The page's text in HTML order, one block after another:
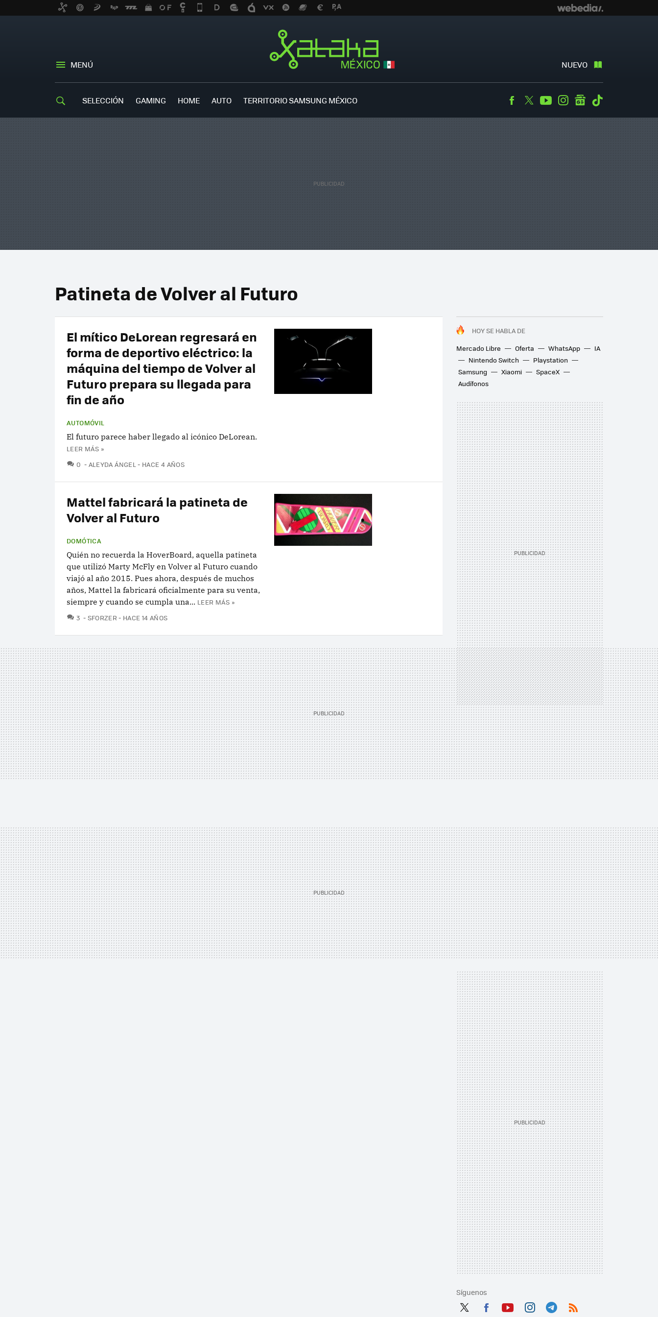
MENÚ NUEVO
SELECCIÓN GAMING HOME AUTO TERRITORIO SAMSUNG MÉXICO Facebook
TwitterYoutubeInstagramgooglenews
Patineta de Volver al Futuro
HOY SE HABLA DE
Mercado Libre
Oferta WhatsApp
IA
Nintendo Switch
Playstation
Samsung
Xiaomi
SpaceX
Audífonos
El mítico DeLorean regresará en
forma de deportivo eléctrico: la
máquina del tiempo de Volver al
Futuro prepara su llegada para
fin de año
AUTOMÓVIL
El futuro parece haber llegado al icónico DeLorean.
LEER MÁS »
0 COMENTARIOS
ALEYDA ÁNGEL HACE 4 AÑOS
Mattel fabricará la patineta de
Volver al Futuro
DOMÓTICA
Quién no recuerda la HoverBoard, aquella patineta
que utilizó Marty McFly en Volver al Futuro cuando
viajó al año 2015. Pues ahora, después de muchos
años, Mattel la fabricará oficialmente para su venta,
siempre y cuando se cumpla una... LEER MÁS »
3 COMENTARIOS
SFORZER HACE 14 AÑOS
Síguenos